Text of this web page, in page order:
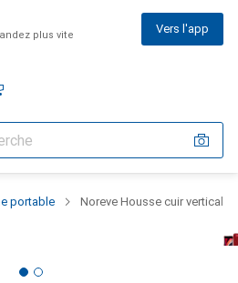
plus vite Vers l'app
portable Noreve Housse cuir vertical